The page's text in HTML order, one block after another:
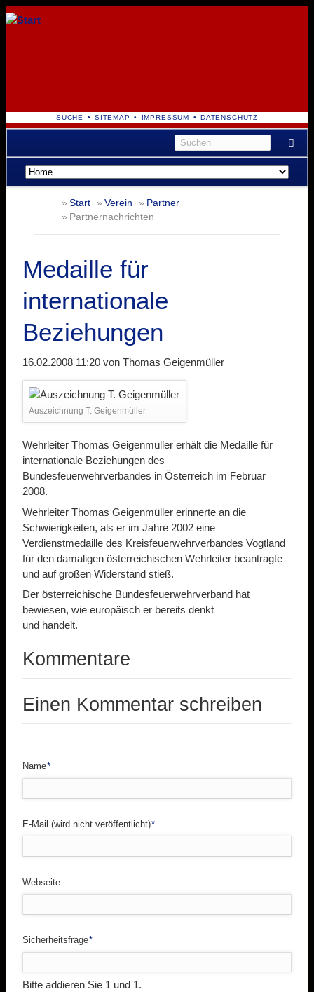
NAVIGATION
ÜBERSPRINGEN
SUCHE SITEMAP IMPRESSUM DATENSCHUTZ
Navigation
überspringen
Start Verein
Partner
Partnernachrichten
Medaille für
internationale
Beziehungen
16.02.2008 11:20 von Thomas Geigenmüller
Auszeichnung T. Geigenmüller
Wehrleiter Thomas Geigenmüller erhält die Medaille für
internationale Beziehungen des
Bundesfeuerwehrverbandes in Österreich im Februar
2008.
Wehrleiter Thomas Geigenmüller erinnerte an die
Schwierigkeiten, als er im Jahre 2002 eine
Verdienstmedaille des Kreisfeuerwehrverbandes Vogtland
für den damaligen österreichischen Wehrleiter beantragte
und auf großen Widerstand stieß.
Der österreichische Bundesfeuerwehrverband hat
bewiesen, wie europäisch er bereits denkt
und handelt.
Kommentare
Einen Kommentar schreiben
Pflichtfeld
Name*
Pflichtfeld
E-Mail (wird nicht veröffentlicht)*
Webseite
Pflichtfeld
Sicherheitsfrage*
Bitte addieren Sie 1 und 1.